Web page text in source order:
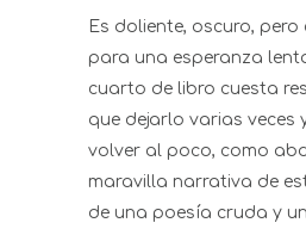
Es doliente, oscuro, pero
para una esperanza
cuarto de libro cuesta
que dejarlo varias veces
volver al poco, como
maravilla narrativa de
de una poesía cruda y